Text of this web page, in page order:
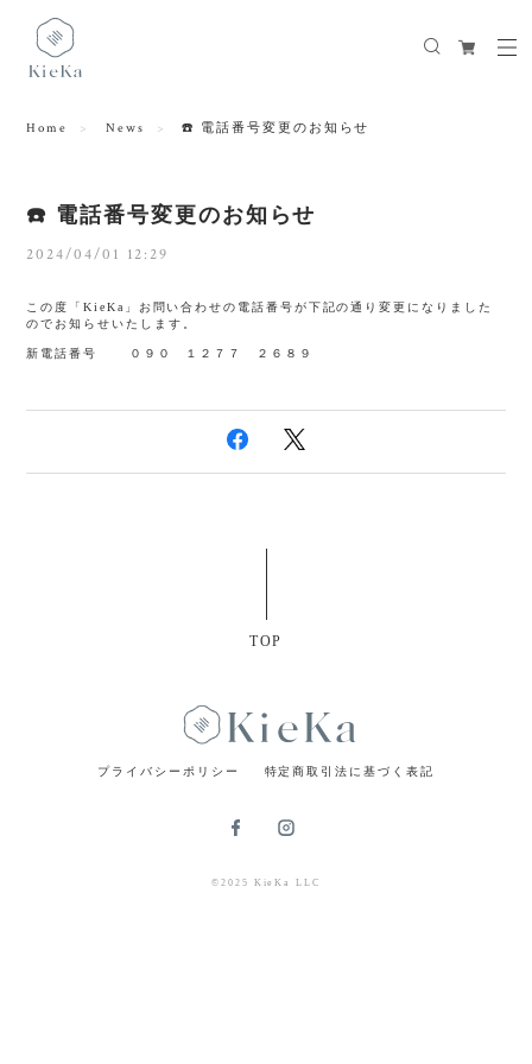
Home News ☎️ 電話番号変更のお知らせ
☎️ 電話番号変更のお知らせ
2024/04/01 12:29
この度「KieKa」お問い合わせの電話番号が下記の通り変更になりました
のでお知らせいたします。
新電話番号 ０９０ １２７７ ２６８９
TOP
プライバシーポリシー 特定商取引法に基づく表記
©2025 KieKa LLC